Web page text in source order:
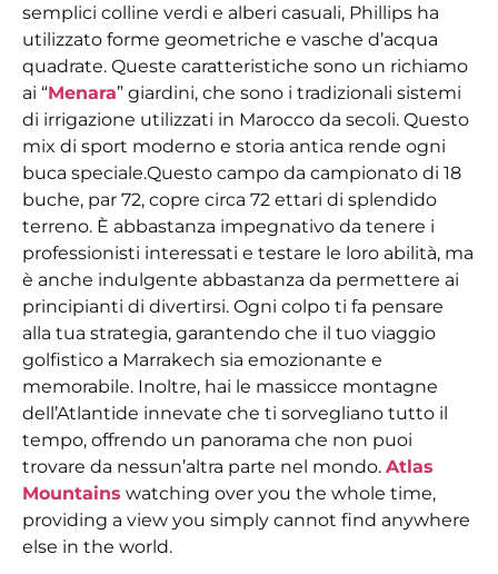
semplici colline verdi e alberi casuali, Phillips ha
utilizzato forme geometriche e vasche d’acqua
quadrate. Queste caratteristiche sono un richiamo
ai “Menara” giardini, che sono i tradizionali sistemi
di irrigazione utilizzati in Marocco da secoli. Questo
mix di sport moderno e storia antica rende ogni
buca speciale.Questo campo da campionato di 18
buche, par 72, copre circa 72 ettari di splendido
terreno. È abbastanza impegnativo da tenere i
professionisti interessati e testare le loro abilità, ma
è anche indulgente abbastanza da permettere ai
principianti di divertirsi. Ogni colpo ti fa pensare
alla tua strategia, garantendo che il tuo viaggio
golfistico a Marrakech sia emozionante e
memorabile. Inoltre, hai le massicce montagne
dell’Atlantide innevate che ti sorvegliano tutto il
tempo, offrendo un panorama che non puoi
trovare da nessun’altra parte nel mondo. Atlas
Mountains watching over you the whole time,
providing a view you simply cannot find anywhere
else in the world.